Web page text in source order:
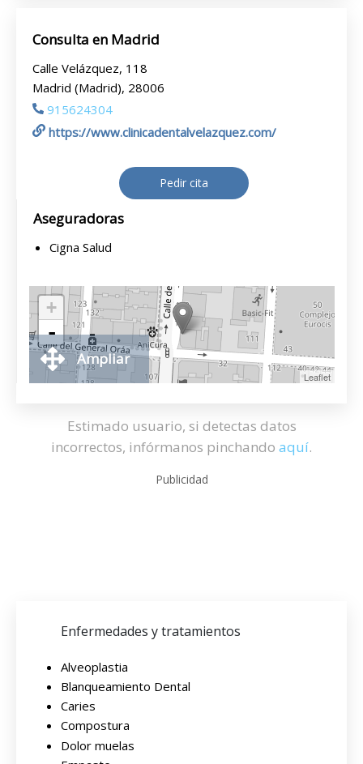
Consulta en Madrid
Calle Velázquez, 118
Madrid (Madrid), 28006
915624304
https://www.clinicadentalvelazquez.com/
Pedir cita
Aseguradoras
Cigna Salud
+
-
Leaflet
Ampliar
Estimado usuario, si detectas datos
incorrectos, infórmanos pinchando aquí.
Publicidad
Enfermedades y tratamientos
Alveoplastia
Blanqueamiento Dental
Caries
Compostura
Dolor muelas